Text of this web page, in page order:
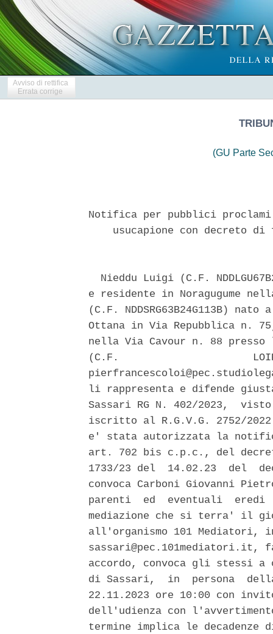
Avviso di rettifica
Errata corrige
(GU Parte
Notifica per pubblici
usucapione con decreto
Nieddu Luigi (C.F.
e residente in Noragugume
(C.F. NDDSRG63B24G113B)
Ottana in Via Repubblica n.
nella Via Cavour n. 88
(C.F.
li rappresenta e difende
Sassari RG N. 402/2023,
iscritto al R.G.V.G. 2752/
e' stata autorizzata la
art. 702 bis c.p.c., del
1733/23 del  14.02.23  del
convoca Carboni Giovanni
parenti  ed  eventuali
mediazione che si terra' il
all'organismo 101
sassari@pec.101mediatori.it,
accordo, convoca gli stessi
di Sassari,  in  persona
22.11.2023 ore 10:00 con
dell'udienza con
termine implica le